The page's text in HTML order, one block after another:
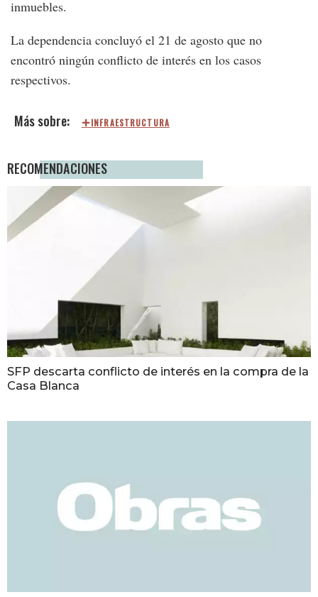
inmuebles.
La dependencia concluyó el 21 de agosto que no
encontró ningún conflicto de interés en los casos
respectivos.
INFRAESTRUCTURA
RECOMENDACIONES
SFP descarta conflicto de interés en la compra de la
Casa Blanca